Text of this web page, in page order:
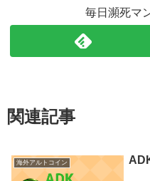
毎日瀕死マ
関連記事
海外アルトコイン